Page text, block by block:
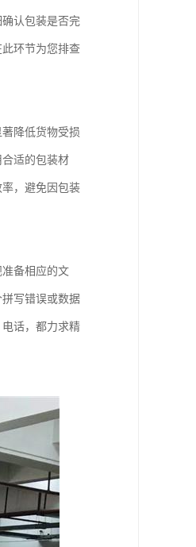
认包装是否完
环节为您排查
降低货物受损
适的包装材
，避免因包装
备相应的文
写错误或数据
话，都力求精